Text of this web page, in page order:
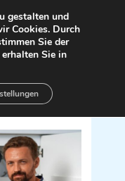
gestalten und
Cookies. Durch
Sie der
Sie in